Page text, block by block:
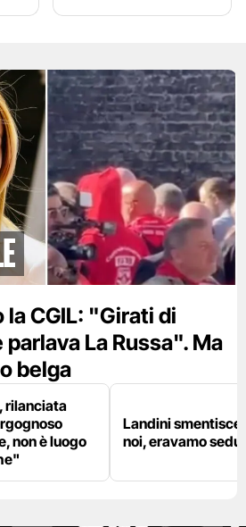
CGIL: "Girati di
La Russa". Ma
belga
rilanciata
non è luogo
Landini
noi, eravamo